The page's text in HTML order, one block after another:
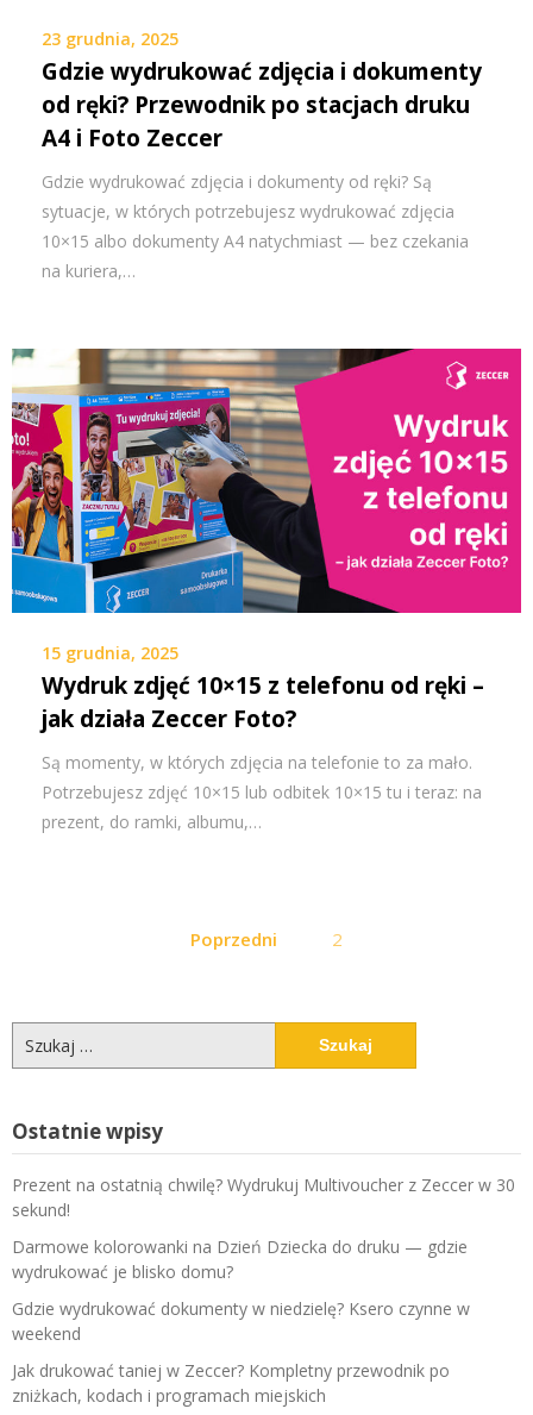
23 grudnia, 2025
Gdzie wydrukować zdjęcia i dokumenty
od ręki? Przewodnik po stacjach druku
A4 i Foto Zeccer
Gdzie wydrukować zdjęcia i dokumenty od ręki? Są
sytuacje, w których potrzebujesz wydrukować zdjęcia
10×15 albo dokumenty A4 natychmiast — bez czekania
na kuriera,…
15 grudnia, 2025
Wydruk zdjęć 10×15 z telefonu od ręki –
jak działa Zeccer Foto?
Są momenty, w których zdjęcia na telefonie to za mało.
Potrzebujesz zdjęć 10×15 lub odbitek 10×15 tu i teraz: na
prezent, do ramki, albumu,…
wpisów
Poprzedni 2
Szukaj:
Ostatnie wpisy
Prezent na ostatnią chwilę? Wydrukuj Multivoucher z Zeccer w 30
sekund!
Darmowe kolorowanki na Dzień Dziecka do druku — gdzie
wydrukować je blisko domu?
Gdzie wydrukować dokumenty w niedzielę? Ksero czynne w
weekend
Jak drukować taniej w Zeccer? Kompletny przewodnik po
zniżkach, kodach i programach miejskich